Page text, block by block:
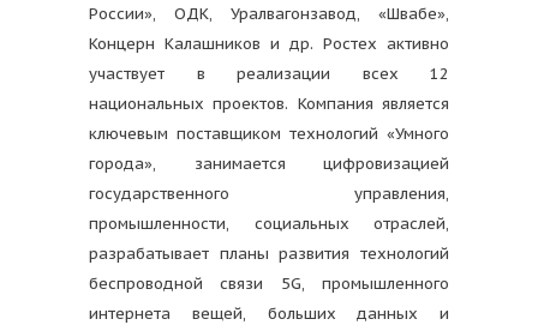
России», ОДК, Уралвагонзавод, «Швабе»,
Концерн Калашников и др. Ростех активно
участвует в реализации всех 12
национальных проектов. Компания является
ключевым поставщиком технологий «Умного
города», занимается цифровизацией
государственного управления,
промышленности, социальных отраслей,
разрабатывает планы развития технологий
беспроводной связи 5G, промышленного
интернета вещей, больших данных и